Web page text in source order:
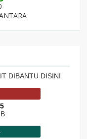
DIBANTU DISINI